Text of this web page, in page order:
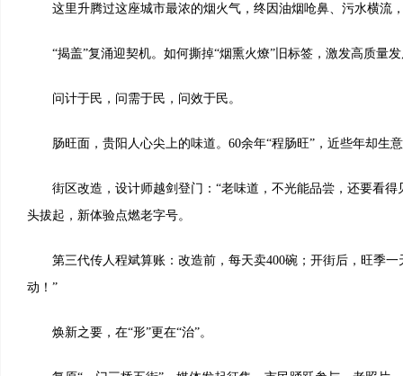
这里升腾过这座城市最浓的烟火气，终因油烟呛鼻、污水横流
“揭盖”复涌迎契机。如何撕掉“烟熏火燎”旧标签，激发高质量发
问计于民，问需于民，问效于民。
肠旺面，贵阳人心尖上的味道。60余年“程肠旺”，近些年却生
街区改造，设计师越剑登门：“老味道，不光能品尝，还要看得
头拔起，新体验点燃老字号。
第三代传人程斌算账：改造前，每天卖400碗；开街后，旺季一
动！”
焕新之要，在“形”更在“治”。